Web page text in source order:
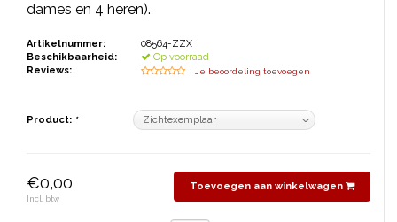
SKETCHES
dames en 4 heren).
Artikelnummer:
08564-ZZX
Beschikbaarheid:
Op voorraad
Reviews:
| Je beoordeling toevoegen
Product: *
€0,00
Incl. btw
Toevoegen aan winkelwagen